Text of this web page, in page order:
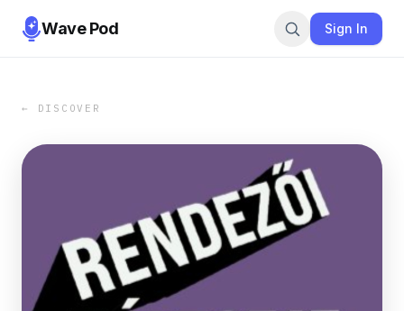
Wave Pod Sign In
← DISCOVER